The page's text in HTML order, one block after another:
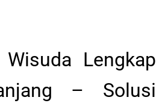
Lengkap
– Solusi